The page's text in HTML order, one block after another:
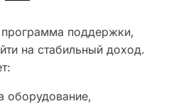
поддержки,
на стабильный доход.
оборудование,